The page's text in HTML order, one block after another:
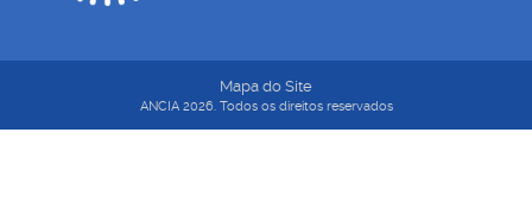
Mapa do Site
ANCIA 2026. Todos os direitos reservados